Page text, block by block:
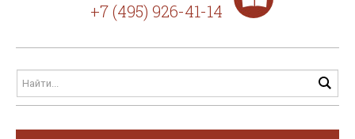
+7 (495) 926-41-14